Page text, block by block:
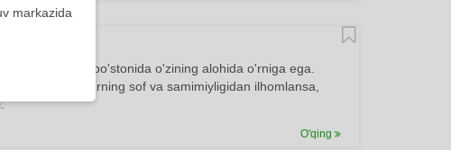
bilan adabiyot bo'stonida o'zining alohida o'rniga ega.
tuyg'ularning sof va samimiyligidan ilhomlansa,
O'qing
markazida